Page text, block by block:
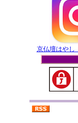
京仏壇はや